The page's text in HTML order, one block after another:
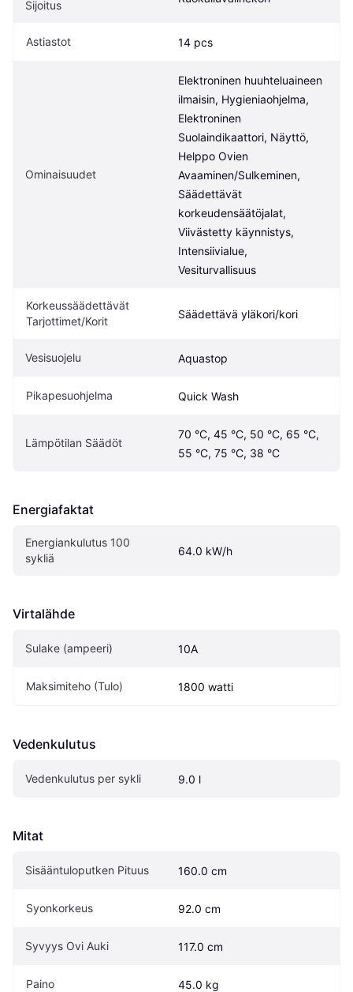
Sijoitus
Astiastot 14 pcs
Ominaisuudet
Elektroninen huuhteluaineen
ilmaisin, Hygieniaohjelma,
Elektroninen
Suolaindikaattori, Näyttö,
Helppo Ovien
Avaaminen/Sulkeminen,
Säädettävät
korkeudensäätöjalat,
Viivästetty käynnistys,
Intensiivialue,
Vesiturvallisuus
Korkeussäädettävät
Tarjottimet/Korit
Säädettävä yläkori/kori
Vesisuojelu Aquastop
Pikapesuohjelma Quick Wash
Lämpötilan Säädöt
70 °C, 45 °C, 50 °C, 65 °C,
55 °C, 75 °C, 38 °C
Energiafaktat
Energiankulutus 100
sykliä
64.0 kW/h
Virtalähde
Sulake (ampeeri) 10A
Maksimiteho (Tulo) 1800 watti
Vedenkulutus
Vedenkulutus per sykli 9.0 l
Mitat
Sisääntuloputken Pituus 160.0 cm
Syonkorkeus 92.0 cm
Syvyys Ovi Auki 117.0 cm
Paino 45.0 kg